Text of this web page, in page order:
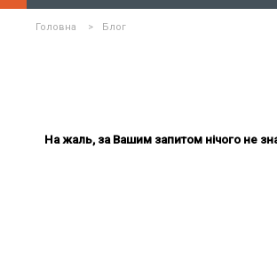
Головна > Блог
На жаль, за Вашим запитом нічого не